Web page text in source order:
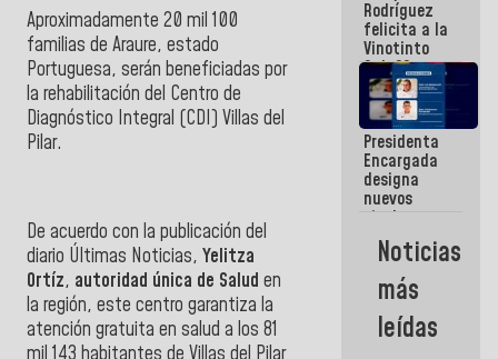
Aproximadamente 20 mil 100
familias de Araure, estado
Portuguesa, serán beneficiadas por
la rehabilitación del Centro de
Diagnóstico Integral (CDI) Villas del
Pilar.
De acuerdo con la publicación del
diario Últimas Noticias, Yelitza
Ortíz, autoridad única de Salud en
la región, este centro garantiza la
atención gratuita en salud a los 81
Internacional
de
Maiquetía
Rodríguez
felicita a la
Vinotinto
Sub 20
campeona
frente
México Sub
23 en los
Centroamericanos
Presidenta
Encargada
designa
nuevos
titulares en
Viceministerio
de Energía
Eléctrica y
CORPOELEC
Noticias
más
leídas